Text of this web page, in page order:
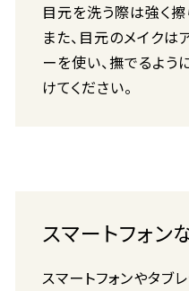
目元を洗う際は強く擦
また、目元のメイクは
ーを使い、撫でるよう
けてください。
スマートフォン
スマートフォンやタブ